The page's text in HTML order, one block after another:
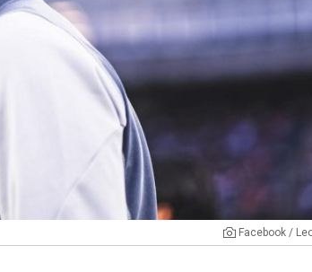
Facebook /